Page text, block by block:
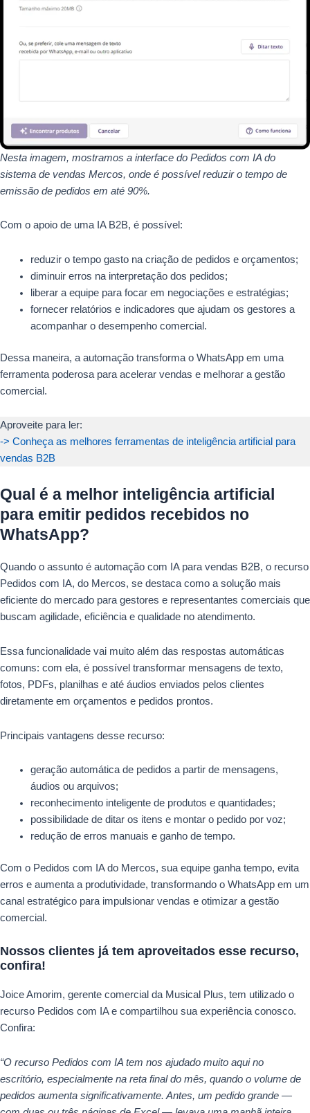
Nesta imagem, mostramos a interface do Pedidos com IA do
sistema de vendas Mercos, onde é possível reduzir o tempo de
emissão de pedidos em até 90%.
Com o apoio de uma IA B2B, é possível:
reduzir o tempo gasto na criação de pedidos e orçamentos;
diminuir erros na interpretação dos pedidos;
liberar a equipe para focar em negociações e estratégias;
fornecer relatórios e indicadores que ajudam os gestores a
acompanhar o desempenho comercial.
Dessa maneira, a automação transforma o WhatsApp em uma
ferramenta poderosa para acelerar vendas e melhorar a gestão
comercial.
Aproveite para ler:
-> Conheça as melhores ferramentas de inteligência artificial para
vendas B2B
Qual é a melhor inteligência artificial
para emitir pedidos recebidos no
WhatsApp?
Quando o assunto é automação com IA para vendas B2B, o recurso
Pedidos com IA, do Mercos, se destaca como a solução mais
eficiente do mercado para gestores e representantes comerciais que
buscam agilidade, eficiência e qualidade no atendimento.
Essa funcionalidade vai muito além das respostas automáticas
comuns: com ela, é possível transformar mensagens de texto,
fotos, PDFs, planilhas e até áudios enviados pelos clientes
diretamente em orçamentos e pedidos prontos.
Principais vantagens desse recurso:
geração automática de pedidos a partir de mensagens,
áudios ou arquivos;
reconhecimento inteligente de produtos e quantidades;
possibilidade de ditar os itens e montar o pedido por voz;
redução de erros manuais e ganho de tempo.
Com o Pedidos com IA do Mercos, sua equipe ganha tempo, evita
erros e aumenta a produtividade, transformando o WhatsApp em um
canal estratégico para impulsionar vendas e otimizar a gestão
comercial.
Nossos clientes já tem aproveitados esse recurso,
confira!
Joice Amorim, gerente comercial da Musical Plus, tem utilizado o
recurso Pedidos com IA e compartilhou sua experiência conosco.
Confira:
“O recurso Pedidos com IA tem nos ajudado muito aqui no
escritório, especialmente na reta final do mês, quando o volume de
pedidos aumenta significativamente. Antes, um pedido grande —